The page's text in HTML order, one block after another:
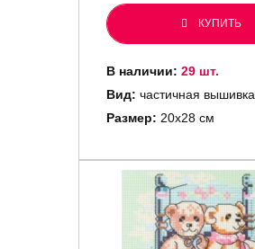
КУПИТЬ
В наличии: 29 шт.
Вид: частичная вышивка
Размер: 20х28 см